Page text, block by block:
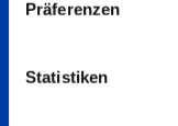
Präferenzen
Statistiken